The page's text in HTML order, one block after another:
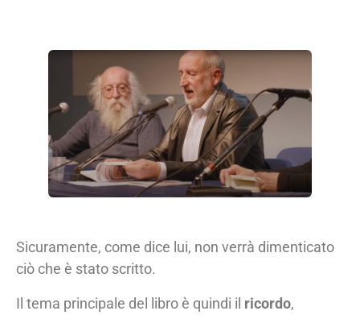
Sicuramente, come dice lui, non verrà dimenticato
ciò che è stato scritto.
Il tema principale del libro è quindi il ricordo,